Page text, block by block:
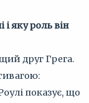
яку роль він
друг Грега.
показує, що